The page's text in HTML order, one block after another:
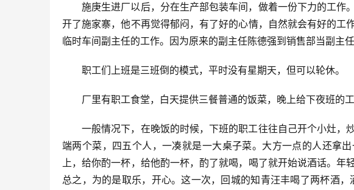
施庚生进厂以后，分在生产部包装车间，做着一份下力的工作
开了施家寨，他不再觉得郁闷，有了好的心情，自然就会有好的工
临时车间副主任的工作。因为原来的副主任陈德强到销售部当副主任
职工们上班是三班倒的模式，平时没有星期天，但可以轮休。
厂里有职工食堂，白天提供三餐普通的饭菜，晚上给下夜班的
一般情况下，在晚饭的时候，下班的职工往往自己开个小灶，
端两个菜，四五个人，一凑就是一大桌子菜。大方一点的人还拿
上，给你酌一杯，给他酌一杯，酌了就喝，喝了就开始说酒话。年
总之，为的是取乐，开心。这一次，回城的知青汪丰喝了两杯酒